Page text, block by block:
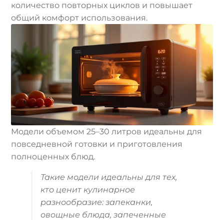
количество повторных циклов и повышает
общий комфорт использования.
Модели объемом 25–30 литров идеальны для
повседневной готовки и приготовления
полноценных блюд.
Такие модели идеальны для тех,
кто ценит кулинарное
разнообразие: запеканки,
овощные блюда, запеченные